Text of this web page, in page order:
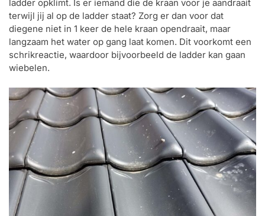
ladder opklimt. Is er iemand die de kraan voor je aandraait
terwijl jij al op de ladder staat? Zorg er dan voor dat
diegene niet in 1 keer de hele kraan opendraait, maar
langzaam het water op gang laat komen. Dit voorkomt een
schrikreactie, waardoor bijvoorbeeld de ladder kan gaan
wiebelen.